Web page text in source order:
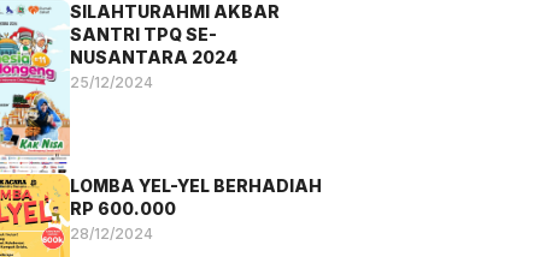
SILAHTURAHMI AKBAR
SANTRI TPQ SE-
NUSANTARA 2024
25/12/2024
LOMBA YEL-YEL BERHADIAH
RP 600.000
28/12/2024